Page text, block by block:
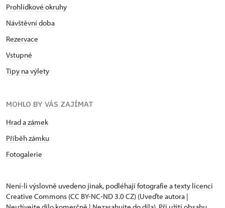
Prohlídkové okruhy
Návštěvní doba
Rezervace
Vstupné
Tipy na výlety
MOHLO BY VÁS ZAJÍMAT
Hrad a zámek
Příběh zámku
Fotogalerie
Není-li výslovně uvedeno jinak, podléhají fotografie a texty licenci
Creative Commons (CC BY-NC-ND 3.0 CZ) (Uveďte autora |